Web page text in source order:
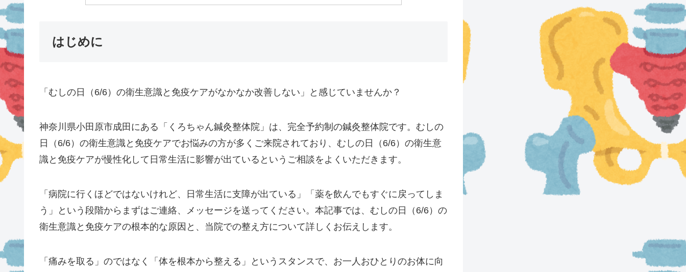
はじめに
「むしの日（6/6）の衛生意識と免疫ケアがなかなか改善しない」と感じていませんか？
神奈川県小田原市成田にある「くろちゃん鍼灸整体院」は、完全予約制の鍼灸整体院です。むしの
日（6/6）の衛生意識と免疫ケアでお悩みの方が多くご来院されており、むしの日（6/6）の衛生意
識と免疫ケアが慢性化して日常生活に影響が出ているというご相談をよくいただきます。
「病院に行くほどではないけれど、日常生活に支障が出ている」「薬を飲んでもすぐに戻ってしま
う」という段階からまずはご連絡、メッセージを送ってください。本記事では、むしの日（6/6）の
衛生意識と免疫ケアの根本的な原因と、当院での整え方について詳しくお伝えします。
「痛みを取る」のではなく「体を根本から整える」というスタンスで、お一人おひとりのお体に向